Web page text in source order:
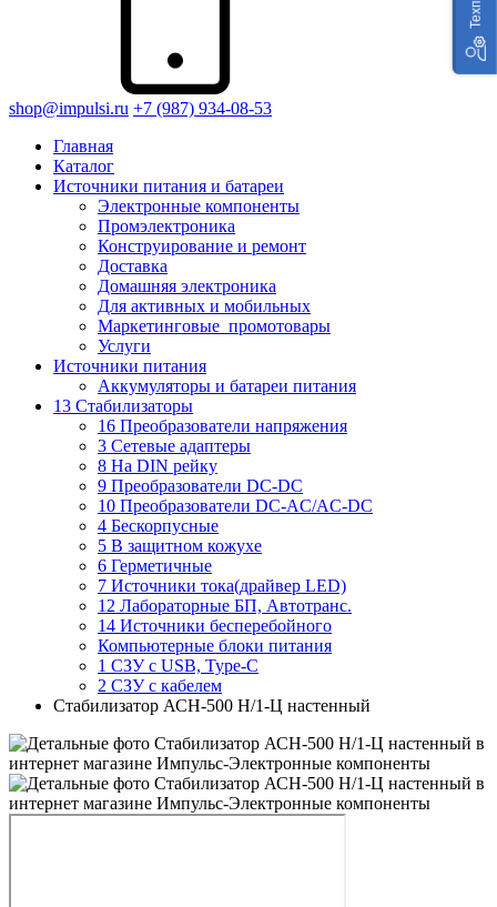
shop@impulsi.ru +7 (987) 934-08-53
Главная
Каталог
Источники питания и батареи
Электронные компоненты
Промэлектроника
Конструирование и ремонт
Доставка
Домашняя электроника
Для активных и мобильных
Маркетинговые_промотовары
Услуги
Источники питания
Аккумуляторы и батареи питания
13 Стабилизаторы
16 Преобразователи напряжения
3 Сетевые адаптеры
8 На DIN рейку
9 Преобразователи DC-DC
10 Преобразователи DC-AC/AC-DC
4 Бескорпусные
5 В защитном кожухе
6 Герметичные
7 Источники тока(драйвер LED)
12 Лабораторные БП, Автотранс.
14 Источники бесперебойного
Компьютерные блоки питания
1 СЗУ с USB, Type-C
2 СЗУ с кабелем
Стабилизатор АСН-500 Н/1-Ц настенный